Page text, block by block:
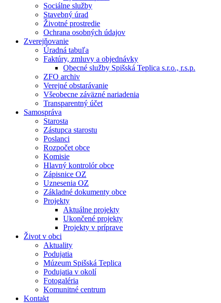
Sociálne služby
Stavebný úrad
Životné prostredie
Ochrana osobných údajov
Zverejňovanie
Úradná tabuľa
Faktúry, zmluvy a objednávky
Obecné služby Spišská Teplica s.r.o., r.s.p.
ZFO archiv
Verejné obstarávanie
Všeobecne záväzné nariadenia
Transparentný účet
Samospráva
Starosta
Zástupca starostu
Poslanci
Rozpočet obce
Komisie
Hlavný kontrolór obce
Zápisnice OZ
Uznesenia OZ
Základné dokumenty obce
Projekty
Aktuálne projekty
Ukončené projekty
Projekty v príprave
Život v obci
Aktuality
Podujatia
Múzeum Spišská Teplica
Podujatia v okolí
Fotogaléria
Komunitné centrum
Kontakt